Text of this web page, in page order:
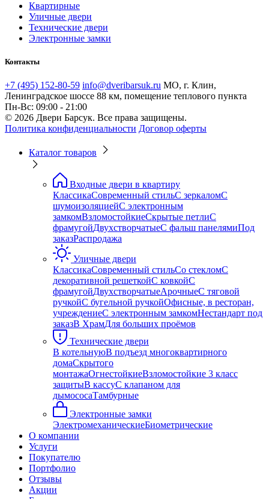
Квартирные
Уличные двери
Технические двери
Электронные замки
Контакты
+7 (495) 152-80-59 info@dveribarsuk.ru МО, г. Клин,
Ленинградское шоссе 88 км, помещение теплового пункта
Пн-Вс: 09:00 - 21:00
© 2026 Двери Барсук. Все права защищены.
Политика конфиденциальности Договор оферты
Каталог товаров
Входные двери в квартиру
КлассикаСовременный стильС зеркаломС
шумоизоляциейС электронным
замкомВзломостойкиеСкрытые петлиС
фрамугойДвухстворчатыеС фальш панелямиПод
заказРаспродажа
Уличные двери
КлассикаСовременный стильСо стекломС
декоративной решеткойС ковкойС
фрамугойДвухстворчатыеАрочныеС тяговой
ручкойС бугельной ручкойОфисные, в ресторан,
учреждениеС электронным замкомНестандарт под
заказВ ХрамДля больших проёмов
Технические двери
В котельнуюВ подъезд многоквартирного
домаСкрытого
монтажаОгнестойкиеВзломостойкие 3 класс
защитыВ кассуС клапаном для
дымососаТамбурные
Электронные замки
ЭлектромеханическиеБиометрические
О компании
Услуги
Покупателю
Портфолио
Отзывы
Акции